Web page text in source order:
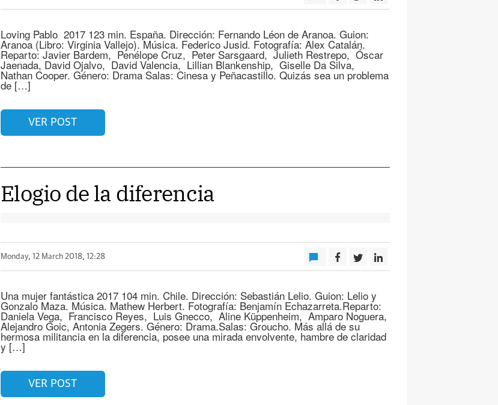
Loving Pablo 2017 123 min. España. Dirección: Fernando Léon de Aranoa. Guion:
Aranoa (Libro: Virginia Vallejo). Música. Federico Jusid. Fotografía: Alex Catalán.
Reparto: Javier Bardem, Penélope Cruz, Peter Sarsgaard, Julieth Restrepo, Óscar
Jaenada, David Ojalvo, David Valencia, Lillian Blankenship, Giselle Da Silva,
Nathan Cooper. Género: Drama Salas: Cinesa y Peñacastillo. Quizás sea un problema
de […]
VER POST
Elogio de la diferencia
Monday, 12 March 2018, 12:28
Una mujer fantástica 2017 104 min. Chile. Dirección: Sebastián Lelio. Guion: Lelio y
Gonzalo Maza. Música. Mathew Herbert. Fotografía: Benjamín Echazarreta.Reparto:
Daniela Vega, Francisco Reyes, Luis Gnecco, Aline Küppenheim, Amparo Noguera,
Alejandro Goic, Antonia Zegers. Género: Drama.Salas: Groucho. Más allá de su
hermosa militancia en la diferencia, posee una mirada envolvente, hambre de claridad
y […]
VER POST